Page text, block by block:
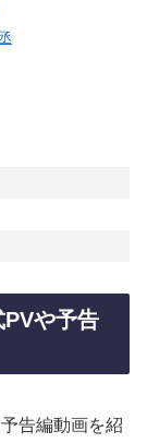
や予告
告編動画を紹